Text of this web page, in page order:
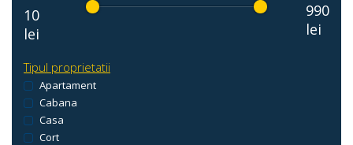
10
lei
990
lei
Tipul proprietatii
Apartament
Cabana
Casa
Cort